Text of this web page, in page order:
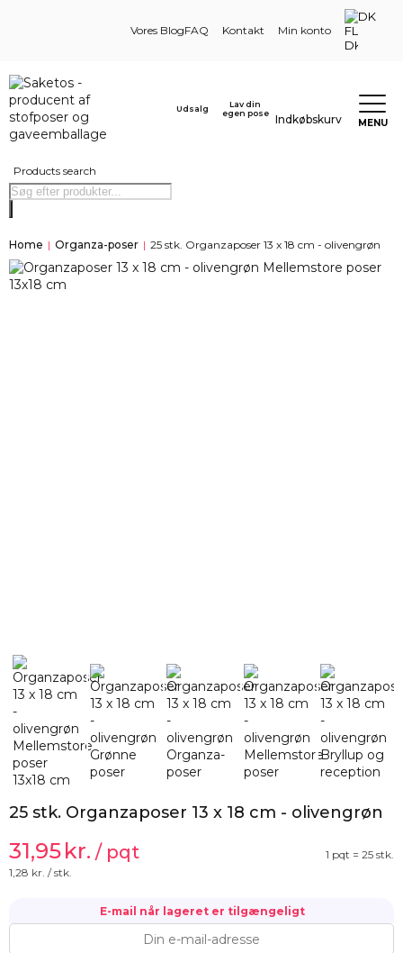
Vores BlogFAQ Kontakt Min konto
DK
Products search
Udsalg
Lav din
egen pose
Indkøbskurv MENU
Home | Organza-poser | 25 stk. Organzaposer 13 x 18 cm - olivengrøn
25 stk. Organzaposer 13 x 18 cm - olivengrøn
31,95kr. / pqt
1 pqt = 25 stk.
1,28 kr. / stk.
E-mail når lageret er tilgængeligt